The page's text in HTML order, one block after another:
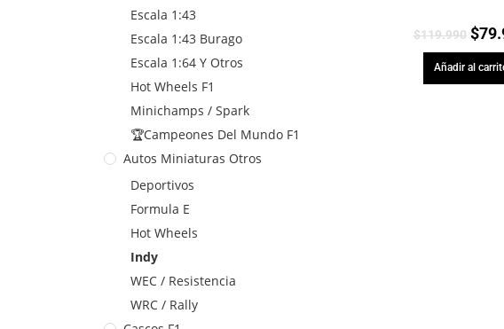
Escala 1:43
Escala 1:43 Burago
Escala 1:64 Y Otros
Hot Wheels F1
Minichamps / Spark
🏆Campeones Del Mundo F1
Autos Miniaturas Otros
Deportivos
Formula E
Hot Wheels
Indy
WEC / Resistencia
WRC / Rally
$119.990 $
Añadir al